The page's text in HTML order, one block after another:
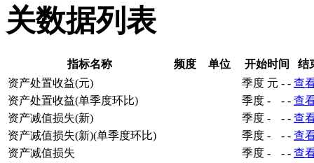
关数据列表
指标名称 频度 单位 开始时间
结
资产处置收益(元)
季度 元 - - 查
资产处置收益(单季度环比)
季度 - - - 查
资产减值损失(新)
季度 - - - 查
资产减值损失(新)(单季度环比)
季度 - - - 查
资产减值损失
季度 - - - 查